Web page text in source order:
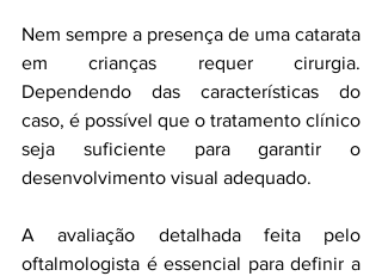
Nem sempre a presença de uma catarata
em crianças requer cirurgia.
Dependendo das características do
caso, é possível que o tratamento clínico
seja suficiente para garantir o
desenvolvimento visual adequado.
A avaliação detalhada feita pelo
oftalmologista é essencial para definir a